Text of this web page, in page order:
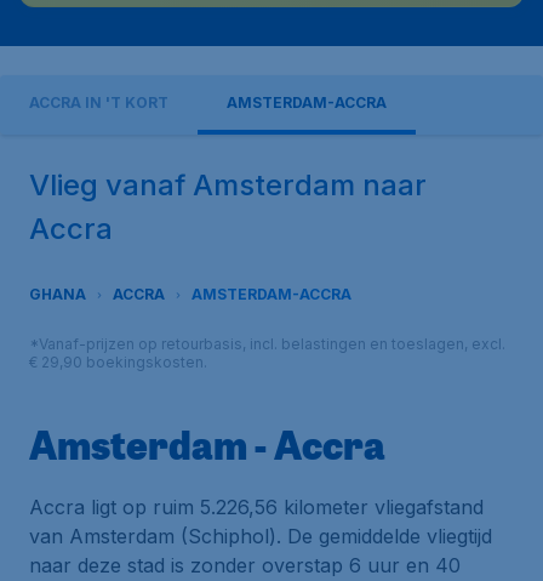
ACCRA IN 'T KORT AMSTERDAM-ACCRA
Vlieg vanaf Amsterdam naar
Accra
GHANA ACCRA AMSTERDAM-ACCRA
*Vanaf-prijzen op retourbasis, incl. belastingen en toeslagen, excl.
€ 29,90 boekingskosten.
Amsterdam - Accra
Accra ligt op ruim 5.226,56 kilometer vliegafstand
van Amsterdam (Schiphol). De gemiddelde vliegtijd
naar deze stad is zonder overstap 6 uur en 40